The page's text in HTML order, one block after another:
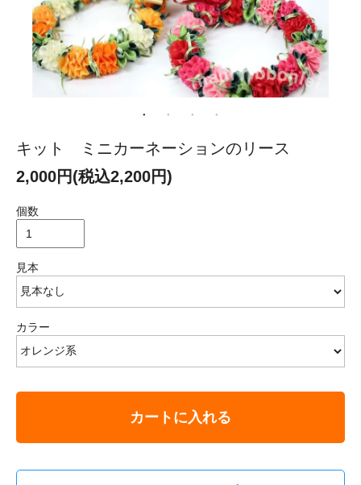
キット ミニカーネーションのリース
2,000円(税込2,200円)
個数
見本
カラー
カートに入れる